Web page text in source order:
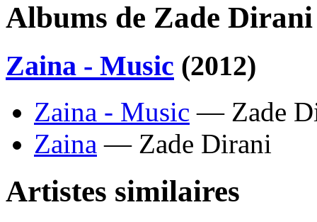
Albums de Zade Dirani
Zaina - Music (2012)
Zaina - Music — Zade
Zaina — Zade Dirani
Artistes similaires